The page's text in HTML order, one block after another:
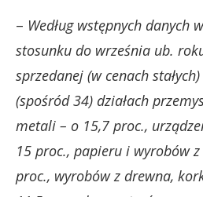
– Według wstępnych danych
stosunku do września ub.
sprzedanej (w cenach
(spośród 34) działach
metali – o 15,7 proc.,
15 proc., papieru i wyrobów
proc., wyrobów z drewna,